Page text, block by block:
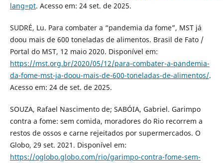
lang=pt. Acesso em: 24 set. de 2025.
SUDRÉ, Lu. Para combater a “pandemia da fome”, MST já
doou mais de 600 toneladas de alimentos. Brasil de Fato /
Portal do MST, 12 maio 2020. Disponível em:
https://mst.org.br/2020/05/12/para-combater-a-pandemia-
da-fome-mst-ja-doou-mais-de-600-toneladas-de-alimentos/.
Acesso em: 24 de set. de 2025.
SOUZA, Rafael Nascimento de; SABÓIA, Gabriel. Garimpo
contra a fome: sem comida, moradores do Rio recorrem a
restos de ossos e carne rejeitados por supermercados. O
Globo, 29 set. 2021. Disponível em:
https://oglobo.globo.com/rio/garimpo-contra-fome-sem-